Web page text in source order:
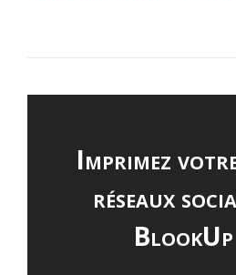
Imprimez
réseaux